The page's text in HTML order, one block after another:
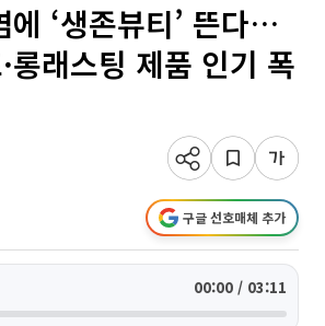
에 ‘생존뷰티’ 뜬다…
롱래스팅 제품 인기 폭
구글 선호매체 추가
00:00 / 03:11